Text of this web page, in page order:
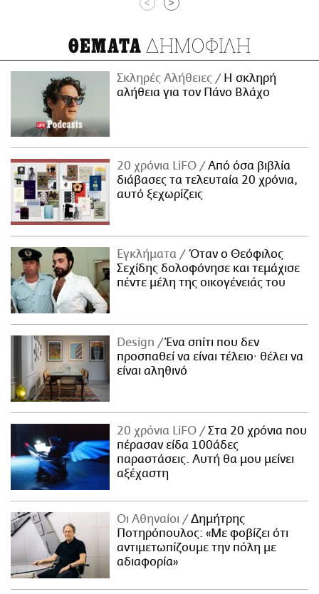
ΘΕΜΑΤΑ ΔΗΜΟΦΙΛΗ
Σκληρές Αλήθειες
H σκληρή
αλήθεια για τον Πάνο Βλάχο
20 χρόνια LiFO
Από όσα βιβλία
διάβασες τα τελευταία 20 χρόνια,
αυτό ξεχωρίζεις
Εγκλήματα
Όταν ο Θεόφιλος
Σεχίδης δολοφόνησε και τεμάχισε
πέντε μέλη της οικογένειάς του
Design
Ένα σπίτι που δεν
προσπαθεί να είναι τέλειο· θέλει να
είναι αληθινό
20 χρόνια LiFO
Στα 20 χρόνια που
πέρασαν είδα 100άδες
παραστάσεις. Αυτή θα μου μείνει
αξέχαστη
Οι Αθηναίοι
Δημήτρης
Ποτηρόπουλος: «Με φοβίζει ότι
αντιμετωπίζουμε την πόλη με
αδιαφορία»